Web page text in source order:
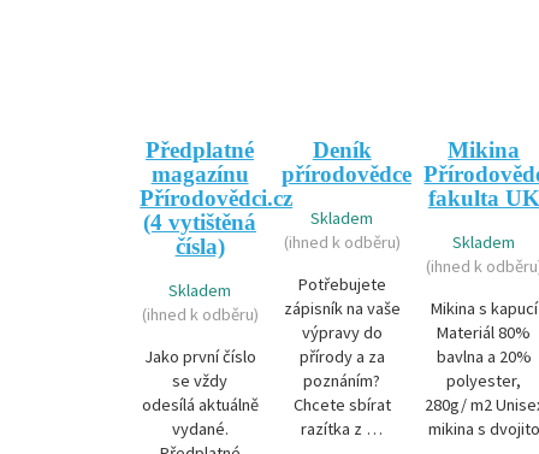
Předplatné
magazínu
Přírodovědci.cz
(4 vytištěná
čísla)
Skladem
(ihned k odběru)
Jako první číslo
se vždy
odesílá aktuálně
vydané.
Deník
přírodovědce
Skladem
(ihned k odběru)
Potřebujete
zápisník na vaše
výpravy do
přírody a za
poznáním?
Chcete sbírat
razítka z …
Mikina
fakulta UK
Skladem
(ihned k
Mikina s kapucí
Materiál 80%
bavlna a 20%
polyester,
280g/ m2
mikina s dvojito